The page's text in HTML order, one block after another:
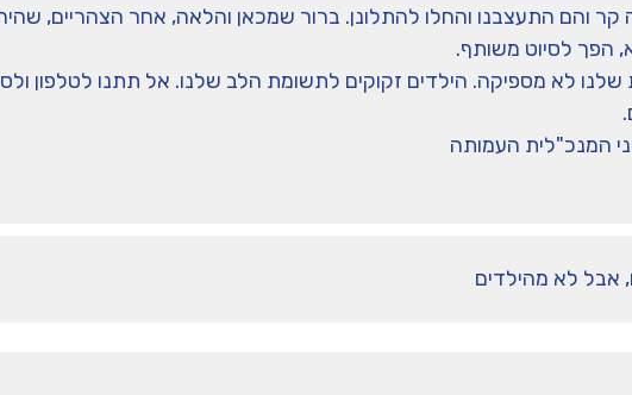
והם התעצבנו והחלו להתלונן. ברור שמכאן והלאה, אחר הצהריים, שהיה
הפך לסיוט משותף.
שלנו לא מספיקה. הילדים זקוקים לתשומת הלב שלנו. אל תתנו לטלפון
המנכ"לית העמותה
אבל לא מהילדים